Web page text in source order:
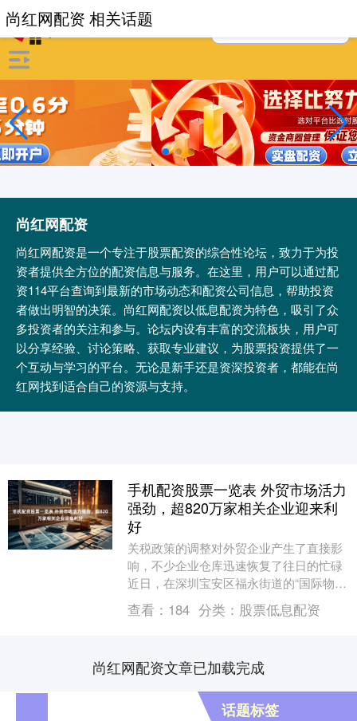
尚红网配资
尚红网配资是一个专注于股票配资的综合性论坛，致力于为投
资者提供全方位的配资信息与服务。在这里，用户可以通过配
资114平台查询到最新的市场动态和配资公司信息，帮助投资
者做出明智的决策。尚红网配资以低息配资为特色，吸引了众
多投资者的关注和参与。论坛内设有丰富的交流板块，用户可
以分享经验、讨论策略、获取专业建议，为股票投资提供了一
个互动与学习的平台。无论是新手还是资深投资者，都能在尚
红网找到适合自己的资源与支持。
尚红网配资 相关话题
手机配资股票一览表 外贸市场活力
强劲，超820万家相关企业迎来利
好
关税政策的调整对外贸企业产生了直接影
响，不少企业仓库迅速恢复了往日的忙碌
近日，在深圳宝安区福永街道的“国际物流
村”外贸企业出货量持续攀升，企业忙得不
可开交。由....
查看： 184 分类： 股票低息配资
尚红网配资文章已加载完成
话题标签